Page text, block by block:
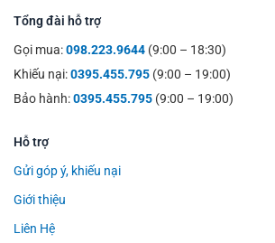
Tổng đài hỗ trợ
Gọi mua:098.223.9644 (9:00 – 18:30)
Khiếu nại:0395.455.795 (9:00 – 19:00)
Bảo hành:0395.455.795 (9:00 – 19:00)
Hỗ trợ
Gửi góp ý, khiếu nại
Giới thiệu
Liên Hệ